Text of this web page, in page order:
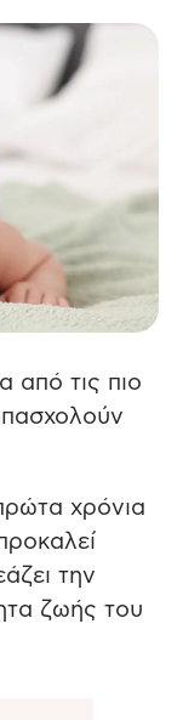
από τις πιο
χρόνια
την
ζωής του